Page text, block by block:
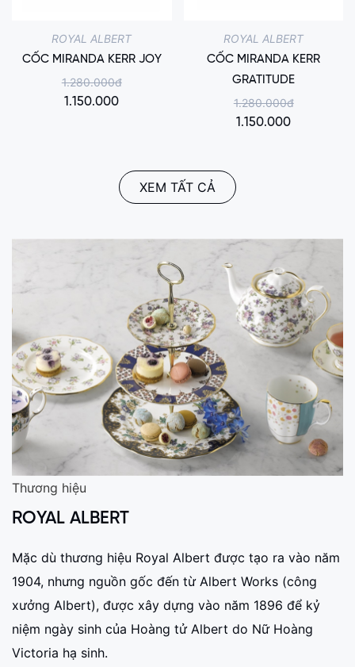
ROYAL ALBERT
CỐC MIRANDA KERR JOY
1.280.000đ
1.150.000
ROYAL ALBERT
CỐC MIRANDA KERR
GRATITUDE
1.280.000đ
1.150.000
XEM TẤT CẢ
Thương hiệu
ROYAL ALBERT
Mặc dù thương hiệu Royal Albert được tạo ra vào năm
1904, nhưng nguồn gốc đến từ Albert Works (công
xưởng Albert), được xây dựng vào năm 1896 để kỷ
niệm ngày sinh của Hoàng tử Albert do Nữ Hoàng
Victoria hạ sinh.